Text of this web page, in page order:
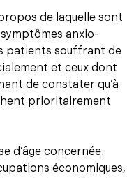
de laquelle sont
anxio-
patients souffrant de
et ceux dont
de constater qu’à
prioritairement
d’âge concernée.
économiques,